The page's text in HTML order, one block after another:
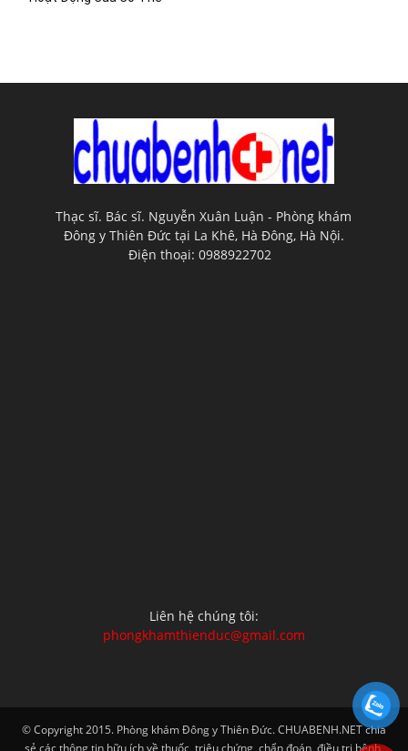
Thạc sĩ. Bác sĩ. Nguyễn Xuân Luận - Phòng khám
Đông y Thiên Đức tại La Khê, Hà Đông, Hà Nội.
Điện thoại: 0988922702
Liên hệ chúng tôi:
phongkhamthienduc@gmail.com
© Copyright 2015. Phòng khám Đông y Thiên Đức. CHUABENH.NET chia